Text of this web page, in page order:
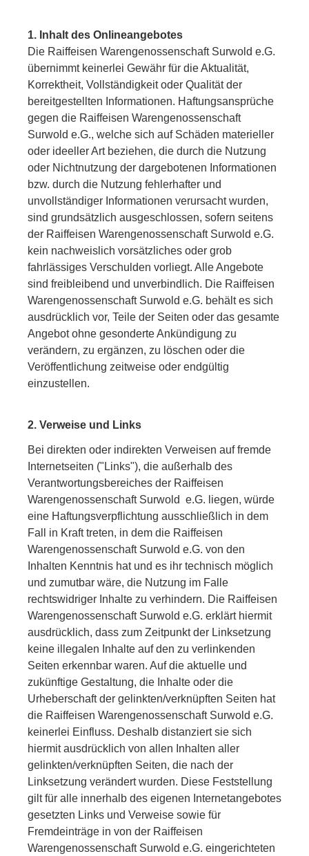
1. Inhalt des Onlineangebotes
Die Raiffeisen Warengenossenschaft Surwold e.G.
übernimmt keinerlei Gewähr für die Aktualität,
Korrektheit, Vollständigkeit oder Qualität der
bereitgestellten Informationen. Haftungsansprüche
gegen die Raiffeisen Warengenossenschaft
Surwold e.G., welche sich auf Schäden materieller
oder ideeller Art beziehen, die durch die Nutzung
oder Nichtnutzung der dargebotenen Informationen
bzw. durch die Nutzung fehlerhafter und
unvollständiger Informationen verursacht wurden,
sind grundsätzlich ausgeschlossen, sofern seitens
der Raiffeisen Warengenossenschaft Surwold e.G.
kein nachweislich vorsätzliches oder grob
fahrlässiges Verschulden vorliegt. Alle Angebote
sind freibleibend und unverbindlich. Die Raiffeisen
Warengenossenschaft Surwold e.G. behält es sich
ausdrücklich vor, Teile der Seiten oder das gesamte
Angebot ohne gesonderte Ankündigung zu
verändern, zu ergänzen, zu löschen oder die
Veröffentlichung zeitweise oder endgültig
einzustellen.
2. Verweise und Links
Bei direkten oder indirekten Verweisen auf fremde
Internetseiten ("Links"), die außerhalb des
Verantwortungsbereiches der Raiffeisen
Warengenossenschaft Surwold e.G. liegen, würde
eine Haftungsverpflichtung ausschließlich in dem
Fall in Kraft treten, in dem die Raiffeisen
Warengenossenschaft Surwold e.G. von den
Inhalten Kenntnis hat und es ihr technisch möglich
und zumutbar wäre, die Nutzung im Falle
rechtswidriger Inhalte zu verhindern. Die Raiffeisen
Warengenossenschaft Surwold e.G. erklärt hiermit
ausdrücklich, dass zum Zeitpunkt der Linksetzung
keine illegalen Inhalte auf den zu verlinkenden
Seiten erkennbar waren. Auf die aktuelle und
zukünftige Gestaltung, die Inhalte oder die
Urheberschaft der gelinkten/verknüpften Seiten hat
die Raiffeisen Warengenossenschaft Surwold e.G.
keinerlei Einfluss. Deshalb distanziert sie sich
hiermit ausdrücklich von allen Inhalten aller
gelinkten/verknüpften Seiten, die nach der
Linksetzung verändert wurden. Diese Feststellung
gilt für alle innerhalb des eigenen Internetangebotes
gesetzten Links und Verweise sowie für
Fremdeinträge in von der Raiffeisen
Warengenossenschaft Surwold e.G. eingerichteten